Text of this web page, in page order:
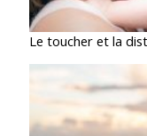
Le toucher et la